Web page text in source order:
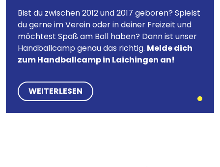
Bist du zwischen 2012 und 2017 geboren? Spielst
du gerne im Verein oder in deiner Freizeit und
möchtest Spaß am Ball haben? Dann ist unser
Handballcamp genau das richtig. Melde dich
zum Handballcamp in Laichingen an!
WEITERLESEN